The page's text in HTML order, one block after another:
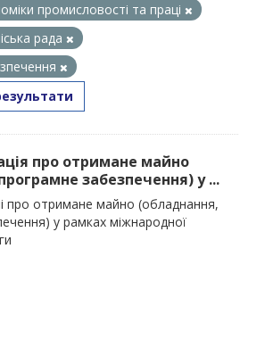
промисловості та праці
рада
про отримане майно
забезпечення) у ...
про отримане майно (обладнання,
у рамках міжнародної